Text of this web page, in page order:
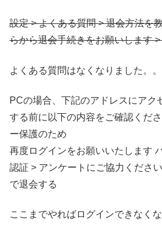
設定 > よくある質問 > 退会方法を
らから退会手続きをお願いします
よくある質問はなくなりました。。
PCの場合、下記のアドレスにアク
する前に以下の内容をご確認くだ
ー保護のため
再度ログインをお願いいたします
認証 > アンケートにご協力くださ
で退会する
ここまでやればログインできなくな